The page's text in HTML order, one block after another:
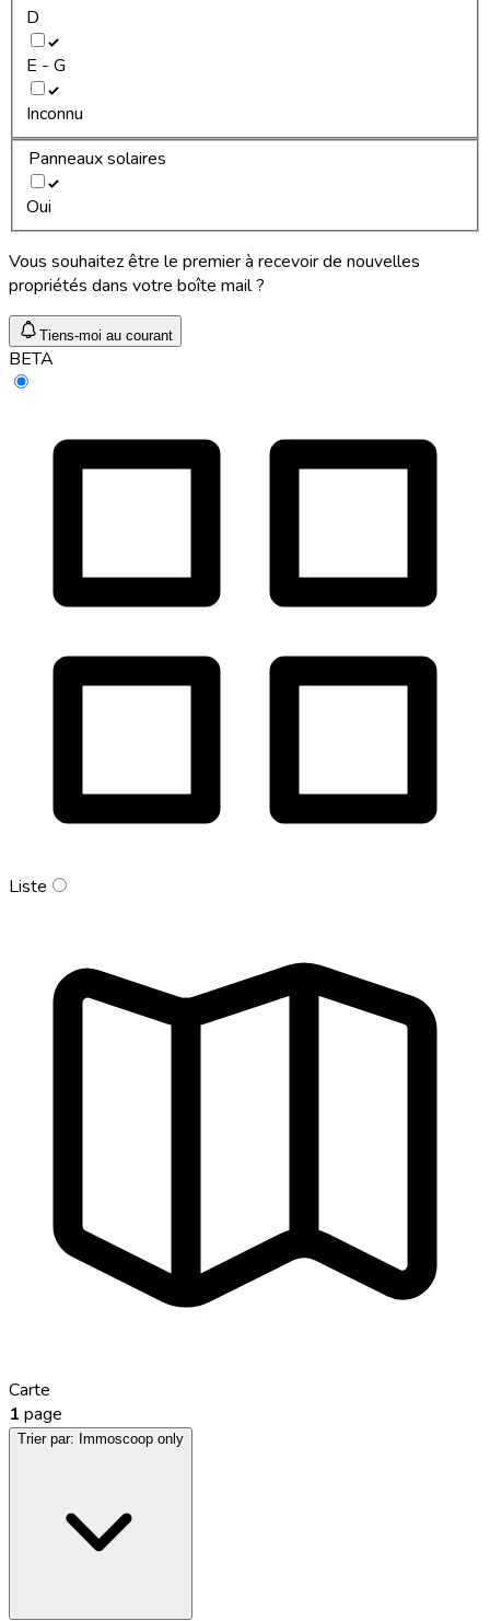
D
E - G
Inconnu
Panneaux solaires
Oui
Vous souhaitez être le premier à recevoir de nouvelles
propriétés dans votre boîte mail ?
Tiens-moi au courant
BETA
Liste
Carte
1 page
Trier par: Immoscoop only